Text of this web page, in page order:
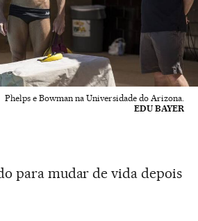
Phelps e Bowman na Universidade do Arizona.
EDU BAYER
para mudar de vida depois